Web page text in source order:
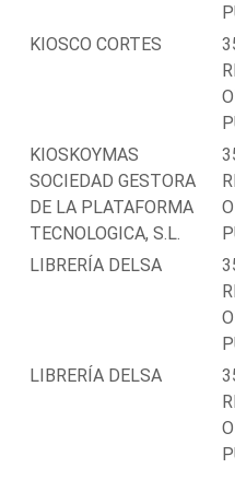
KIOSCO CORTES
KIOSKOYMAS
SOCIEDAD GESTORA
DE LA PLATAFORMA
TECNOLOGICA, S.L.
LIBRERÍA DELSA
LIBRERÍA DELSA